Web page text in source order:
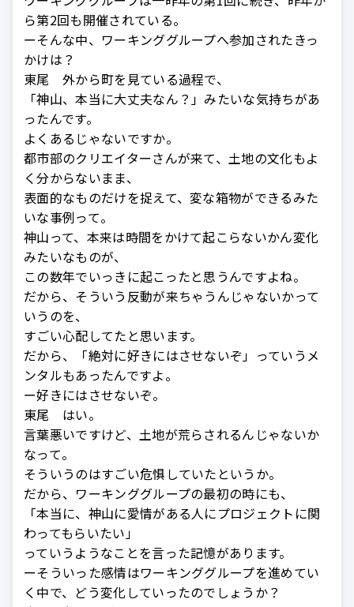
ら第2回も開催されている。
ーそんな中、ワーキンググループへ参加されたきっ
かけは？
東尾 外から町を見ている過程で、
「神山、本当に大丈夫なん？」みたいな気持ちがあ
ったんです。
よくあるじゃないですか。
都市部のクリエイターさんが来て、土地の文化もよ
く分からないまま、
表面的なものだけを捉えて、変な箱物ができるみた
いな事例って。
神山って、本来は時間をかけて起こらないかん変化
みたいなものが、
この数年でいっきに起こったと思うんですよね。
だから、そういう反動が来ちゃうんじゃないかって
いうのを、
すごい心配してたと思います。
だから、「絶対に好きにはさせないぞ」っていうメ
ンタルもあったんですよ。
ー好きにはさせないぞ。
東尾 はい。
言葉悪いですけど、土地が荒らされるんじゃないか
なって。
そういうのはすごい危惧していたというか。
だから、ワーキンググループの最初の時にも、
「本当に、神山に愛情がある人にプロジェクトに関
わってもらいたい」
っていうようなことを言った記憶があります。
ーそういった感情はワーキンググループを進めてい
く中で、どう変化していったのでしょうか？